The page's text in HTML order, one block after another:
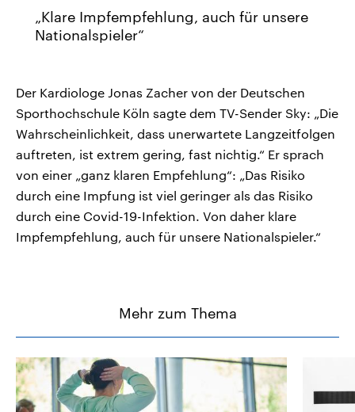
Klare Impfempfehlung, auch für unsere
Nationalspieler
Der Kardiologe Jonas Zacher von der Deutschen
Sporthochschule Köln sagte dem TV-Sender Sky: „Die
Wahrscheinlichkeit, dass unerwartete Langzeitfolgen
auftreten, ist extrem gering, fast nichtig.“ Er sprach
von einer „ganz klaren Empfehlung“: „Das Risiko
durch eine Impfung ist viel geringer als das Risiko
durch eine Covid-19-Infektion. Von daher klare
Impfempfehlung, auch für unsere Nationalspieler.“
Mehr zum Thema